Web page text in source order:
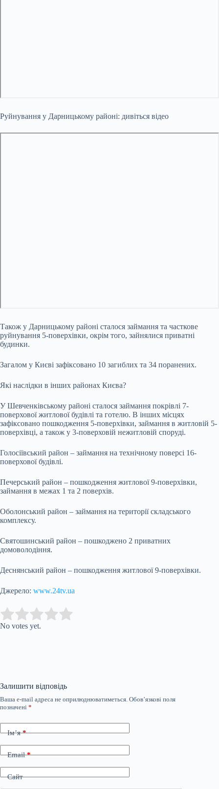
Руйнування у Дарницькому районі: дивіться відео
Також у Дарницькому районі сталося займання та часткове
руйнування 5-поверхівки, окрім того, зайнялися приватні
будинки.
Загалом у Києві зафіксовано 10 загиблих та 34 поранених.
Які наслідки в інших районах Києва?
У Шевченківському районі сталося займання покрівлі 7-
поверхової житлової будівлі та готелю. В інших місцях
зафіксовано пошкодження 5-поверхівки, займання в житловій 5-
поверхівці, а також у 3-поверховій нежитловій споруді.
Голосіївський район – займання на технічному поверсі 16-
поверхової будівлі.
Печерський район – пошкодження житлової 9-поверхівки,
займання в межах 1 та 2 поверхів.
Оболонський район – займання на території складського
комплексу.
Святошинський район – пошкоджено 2 приватних
домоволодіння.
Деснянський район – пошкодження житлової 9-поверхівки.
Джерело: www.24tv.ua
Rate this item:
No votes yet.
Залишити відповідь
Ваша e-mail адреса не оприлюднюватиметься. Обов’язкові поля
позначені *
Ім’я*
Email*
Сайт